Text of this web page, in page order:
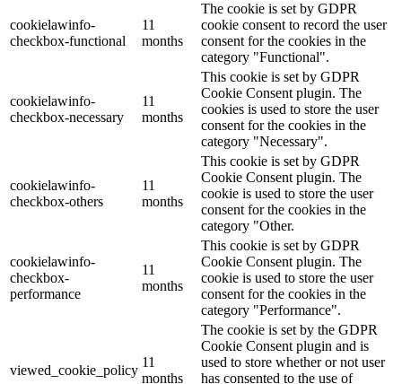
cookielawinfo-
checkbox-functional
11
months
The cookie is set by GDPR
cookie consent to record the user
consent for the cookies in the
category "Functional".
cookielawinfo-
checkbox-necessary
11
months
This cookie is set by GDPR
Cookie Consent plugin. The
cookies is used to store the user
consent for the cookies in the
category "Necessary".
cookielawinfo-
checkbox-others
11
months
This cookie is set by GDPR
Cookie Consent plugin. The
cookie is used to store the user
consent for the cookies in the
category "Other.
cookielawinfo-
checkbox-
performance
11
months
This cookie is set by GDPR
Cookie Consent plugin. The
cookie is used to store the user
consent for the cookies in the
category "Performance".
viewed_cookie_policy
11
months
The cookie is set by the GDPR
Cookie Consent plugin and is
used to store whether or not user
has consented to the use of